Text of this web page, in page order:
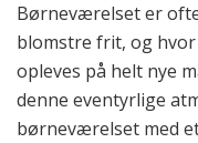
Børneværelset er
blomstre frit, og
opleves på helt nye
denne eventyrlige
børneværelset med